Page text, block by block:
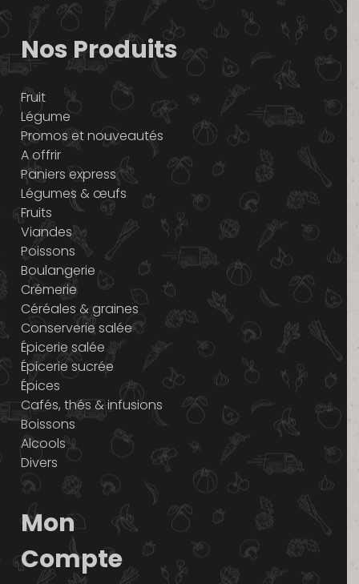
Nos Produits
Fruit
Légume
Promos et nouveautés
A offrir
Paniers express
Légumes & œufs
Fruits
Viandes
Poissons
Boulangerie
Crémerie
Céréales & graines
Conserverie salée
Épicerie salée
Épicerie sucrée
Épices
Cafés, thés & infusions
Boissons
Alcools
Divers
Mon
Compte